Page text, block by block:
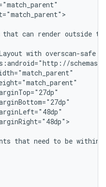
that can render outside
with overscan-safe
that need to be within